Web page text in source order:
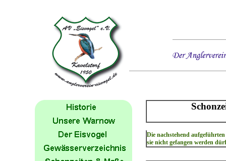
Die nachstehend
sie nicht gefangen werden